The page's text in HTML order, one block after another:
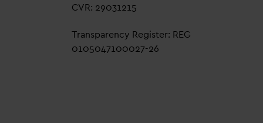
CVR: 29031215
Transparency Register: REG
0105047100027-26